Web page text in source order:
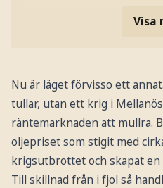
Visa
Nu är läget förvisso ett
tullar, utan ett krig i
räntemarknaden att mullra.
oljepriset som stigit med
krigsutbrottet och skapat
Till skillnad från i fjol så